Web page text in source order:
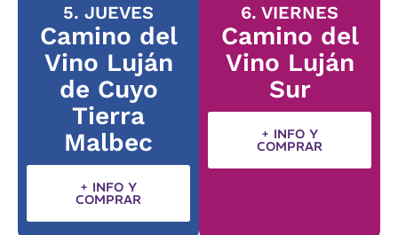
5. JUEVES
Camino del
Vino Luján
de Cuyo
Tierra
Malbec
+ INFO Y
COMPRAR
6. VIERNES
Camino del
Vino Luján
Sur
+ INFO Y
COMPRAR